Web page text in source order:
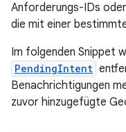
Anforderungs-IDs
die mit einer
Im folgenden Snippet
PendingIntent
Benachrichtigungen
zuvor hinzugefügte